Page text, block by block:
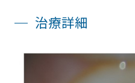
治療詳細